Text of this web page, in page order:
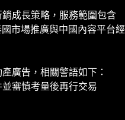
成長策略，服務範圍包含
市場推廣與中國內容平台經
廣告，相關警語如下：
審慎考量後再行交易